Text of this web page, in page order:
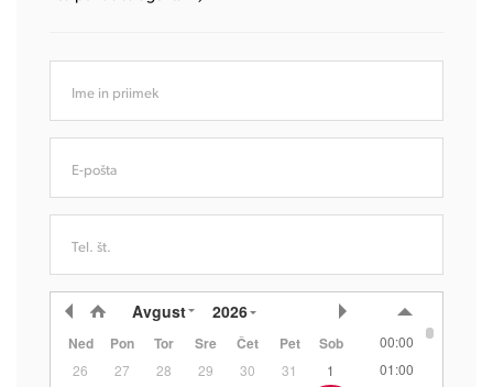
Ime in priimek
E-pošta
Tel. št.
Avgust 2026
Ned Pon Tor Sre Čet Pet Sob
26 27 28 29 30 31
1
00:00
01:00